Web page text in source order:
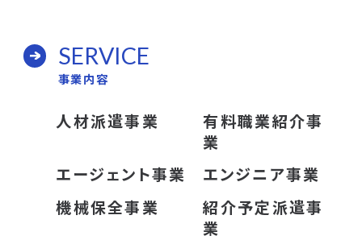
SERVICE
事業内容
人材派遣事業
有料職業紹介事
業
エージェント事業
エンジニア事業
機械保全事業
紹介予定派遣事
業